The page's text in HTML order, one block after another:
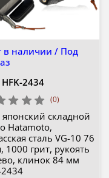
в наличии / Под
HFK-2434
(0)
складной
Hatamoto,
сталь VG-10 76
1000 грит, рукоять
клинок 84 мм
2434